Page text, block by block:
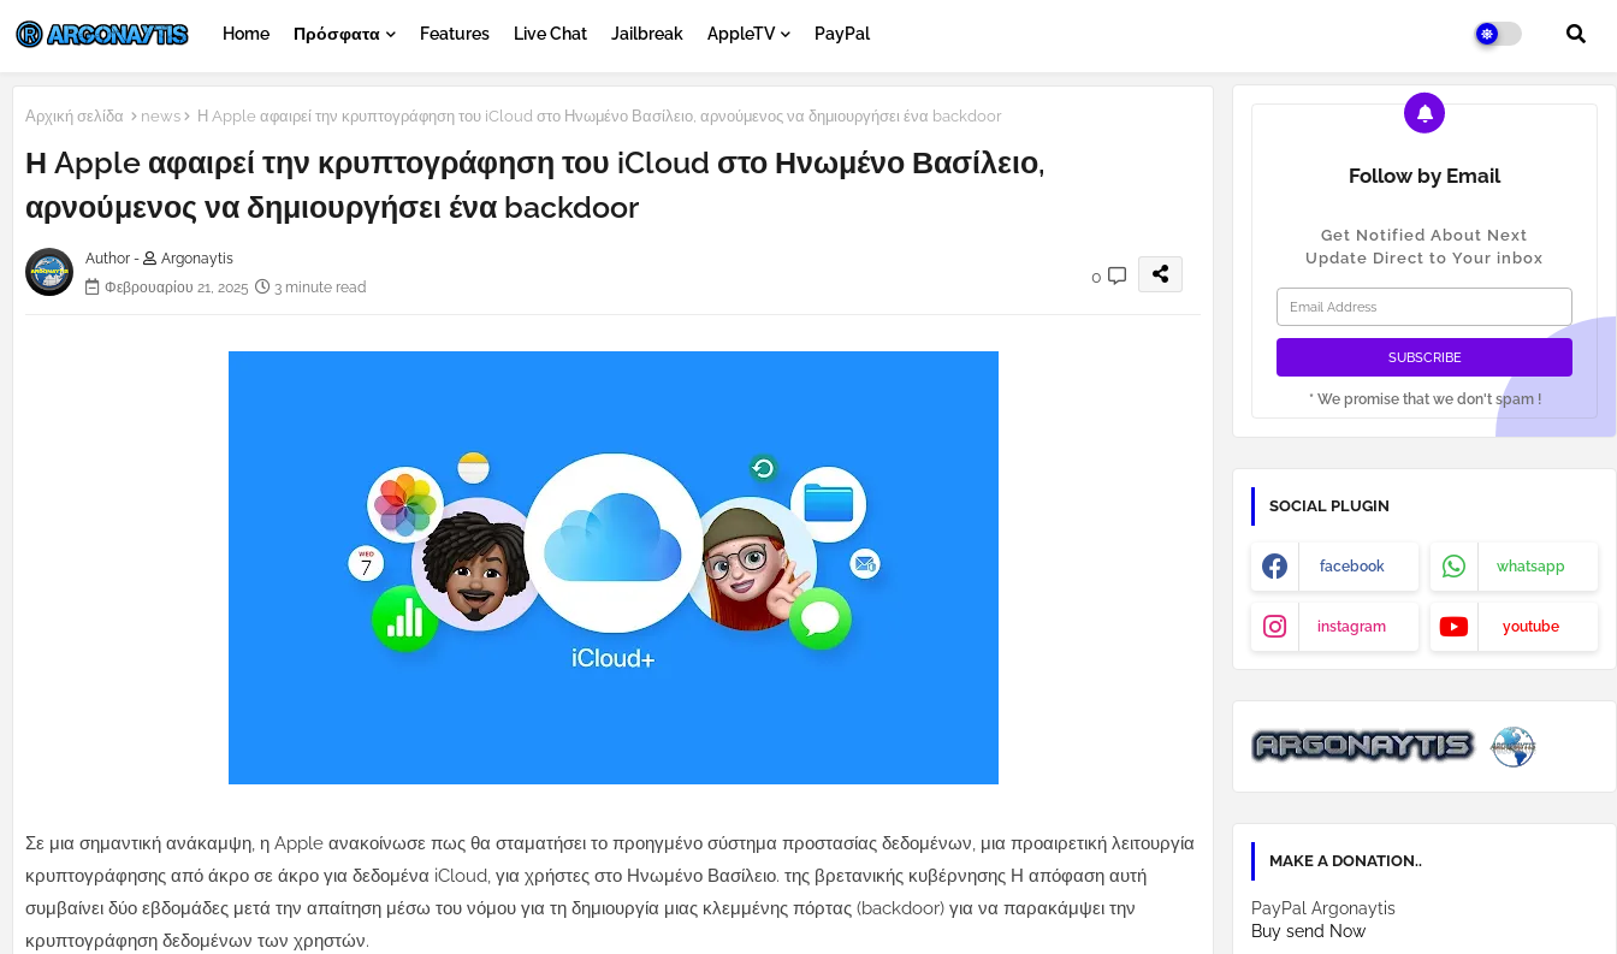
Home Πρόσφατα Features Live Chat Jailbreak AppleTV PayPal
Αρχική σελίδα news Η Apple αφαιρεί την κρυπτογράφηση του iCloud στο Ηνωμένο Βασίλειο, αρνούμενος να δημιουργήσει ένα backdoor
Η Apple αφαιρεί την κρυπτογράφηση του iCloud στο Ηνωμένο Βασίλειο,
αρνούμενος να δημιουργήσει ένα backdoor
Author -
Argonaytis
Φεβρουαρίου 21, 2025
3 minute read
0
Σε μια σημαντική ανάκαμψη, η Apple ανακοίνωσε πως θα σταματήσει το προηγμένο σύστημα προστασίας δεδομένων, μια προαιρετική λειτουργία
κρυπτογράφησης από άκρο σε άκρο για δεδομένα iCloud, για χρήστες στο Ηνωμένο Βασίλειο. της βρετανικής κυβέρνησης Η απόφαση αυτή
συμβαίνει δύο εβδομάδες μετά την απαίτηση μέσω του νόμου για τη δημιουργία μιας κλεμμένης πόρτας (backdoor) για να παρακάμψει την
κρυπτογράφηση δεδομένων των χρηστών.
Follow by Email
Get Notified About Next
Update Direct to Your inbox
* We promise that we don't spam !
SOCIAL PLUGIN
facebook whatsapp
instagram youtube
MAKE A DONATION..
PayPal Argonaytis
Buy send Now